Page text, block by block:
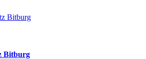
Bitburg